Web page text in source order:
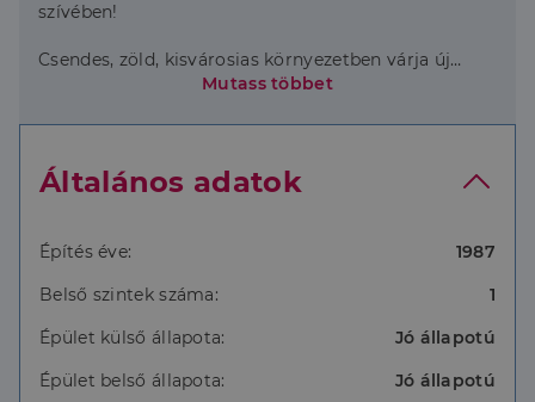
szívében!
Csendes, zöld, kisvárosias környezetben várja új
tulajdonosát ez a teljeskörűen felújított, napfényes
és energiatakarékos megoldás
Amerikai konyhás nappali, kertre néző ablakkal,
világos, barátságos tér
Mutass többet
Általános adatok
Építés éve:
1987
Belső szintek száma:
1
Épület külső állapota:
Jó állapotú
Épület belső állapota:
Jó állapotú